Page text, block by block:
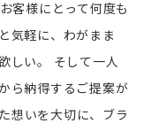
客様にとって何度も
気軽に、わがまま
しい。
そして一人
ら納得するご提案が
想いを大切に、ブラ